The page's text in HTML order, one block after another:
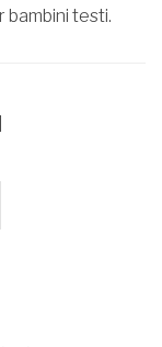
bambini testi.